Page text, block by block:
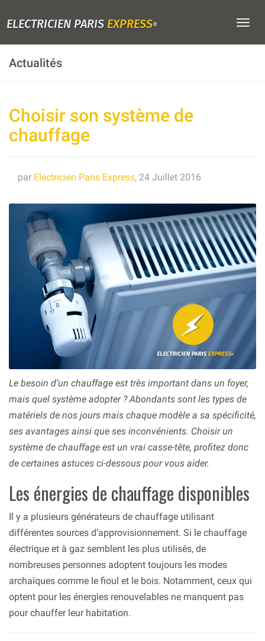
ELECTRICIEN PARIS EXPRESS®
Actualités
Choisir son système de
chauffage
par Electricien Paris Express, 24 Juillet 2016
Le besoin d’un chauffage est très important dans un foyer,
mais quel système adopter ? Abondants sont les types de
matériels de nos jours mais chaque modèle a sa spécificité,
ses avantages ainsi que ses inconvénients. Choisir un
système de chauffage est un vrai casse-tête, profitez donc
de certaines astuces ci-dessous pour vous aider.
Les énergies de chauffage disponibles
Il y a plusieurs générateurs de chauffage utilisant
différentes sources d’approvisionnement. Si le chauffage
électrique et à gaz semblent les plus utilisés, de
nombreuses personnes adoptent toujours les modes
archaïques comme le fioul et le bois. Notamment, ceux qui
optent pour les énergies renouvelables ne manquent pas
pour chauffer leur habitation.